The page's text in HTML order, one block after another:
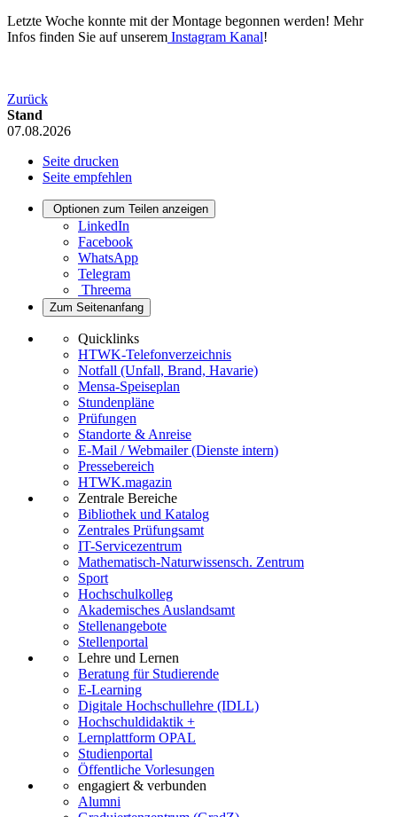
Letzte Woche konnte mit der Montage begonnen werden! Mehr
Infos finden Sie auf unserem Instagram Kanal​​​​​​​!
Zurück
Stand
07.08.2026
Seite drucken
Seite empfehlen
Optionen zum Teilen anzeigen
LinkedIn
Facebook
WhatsApp
Telegram
Threema
Zum Seitenanfang
Quicklinks
HTWK-Telefonverzeichnis
Notfall (Unfall, Brand, Havarie)
Mensa-Speiseplan
Stundenpläne
Prüfungen
Standorte & Anreise
E-Mail / Webmailer (Dienste intern)
Pressebereich
HTWK.magazin
Zentrale Bereiche
Bibliothek und Katalog
Zentrales Prüfungsamt
IT-Servicezentrum
Mathematisch-Naturwissensch. Zentrum
Sport
Hochschulkolleg
Akademisches Auslandsamt
Stellenangebote
Stellenportal
Lehre und Lernen
Beratung für Studierende
E-Learning
Digitale Hochschullehre (IDLL)
Hochschuldidaktik +
Lernplattform OPAL
Studienportal
Öffentliche Vorlesungen
engagiert & verbunden
Alumni